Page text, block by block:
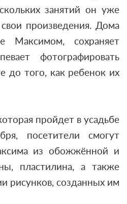
занятий он уже
произведения. Дома
Максимом, сохраняет
фотографировать
до того, как ребенок их
пройдет в усадьбе
посетители смогут
из обожжённой и
пластилина, а также
рисунков, созданных им